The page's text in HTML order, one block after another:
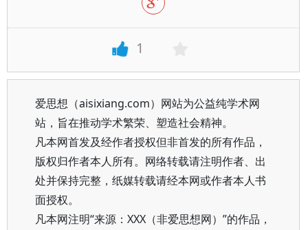
1
爱思想（aisixiang.com）网站为公益纯学术网
站，旨在推动学术繁荣、塑造社会精神。
凡本网首发及经作者授权但非首发的所有作品，
版权归作者本人所有。网络转载请注明作者、出
处并保持完整，纸媒转载请经本网或作者本人书
面授权。
凡本网注明“来源：XXX（非爱思想网）”的作品，